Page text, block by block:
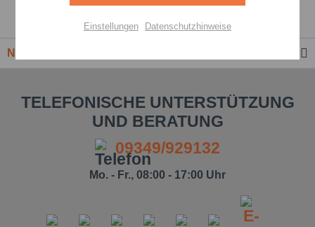
Premium-Händler
Newsletter
TELEFONISCHE UNTERSTÜTZUNG
UND BERATUNG
09349/929132
Mo. - Fr., 08:00 - 17:00 Uhr
Personalisierung Aktiv
Einstellungen speichern
Einstellungen Datenschutzhinweise